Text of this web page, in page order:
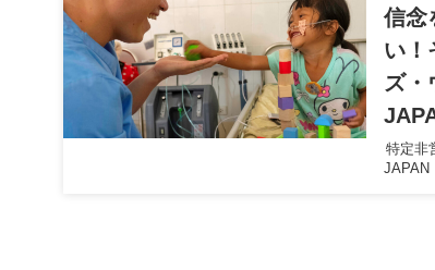
信念
い！
ズ・
特定非
JAPAN